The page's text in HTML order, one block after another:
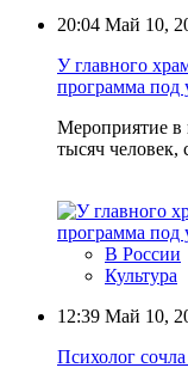
20:04 Май 10,
У главного
программа
Мероприятие в
тысяч
В России
Культура
12:39 Май 10,
Психолог